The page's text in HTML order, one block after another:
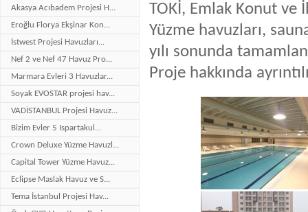
Akasya Acıbadem Projesi H...
Eroğlu Florya Ekşinar Kon...
İstwest Projesi Havuzları...
Nef 2 ve Nef 47 Havuz Pro...
Marmara Evleri 3 Havuzlar...
Soyak EVOSTAR projesi hav...
VADİSTANBUL Projesi Havuz...
Bizim Evler 5 Ispartakul...
Crown Deluxe Yüzme Havuzl...
Capital Tower Yüzme Havuz...
Eclipse Maslak Havuz ve S...
Tema İstanbul Projesi Hav...
TOKİ, Emlak Konut
Yüzme havuzları,
yılı sonunda
Proje hakkında